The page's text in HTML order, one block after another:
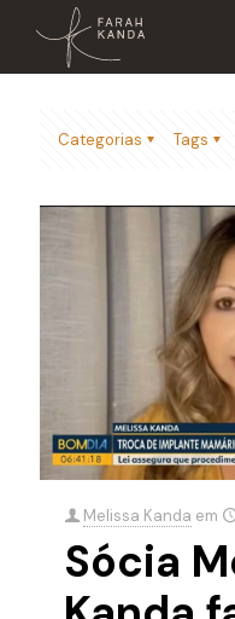
Categorias Tags
Melissa Kanda em
Sócia